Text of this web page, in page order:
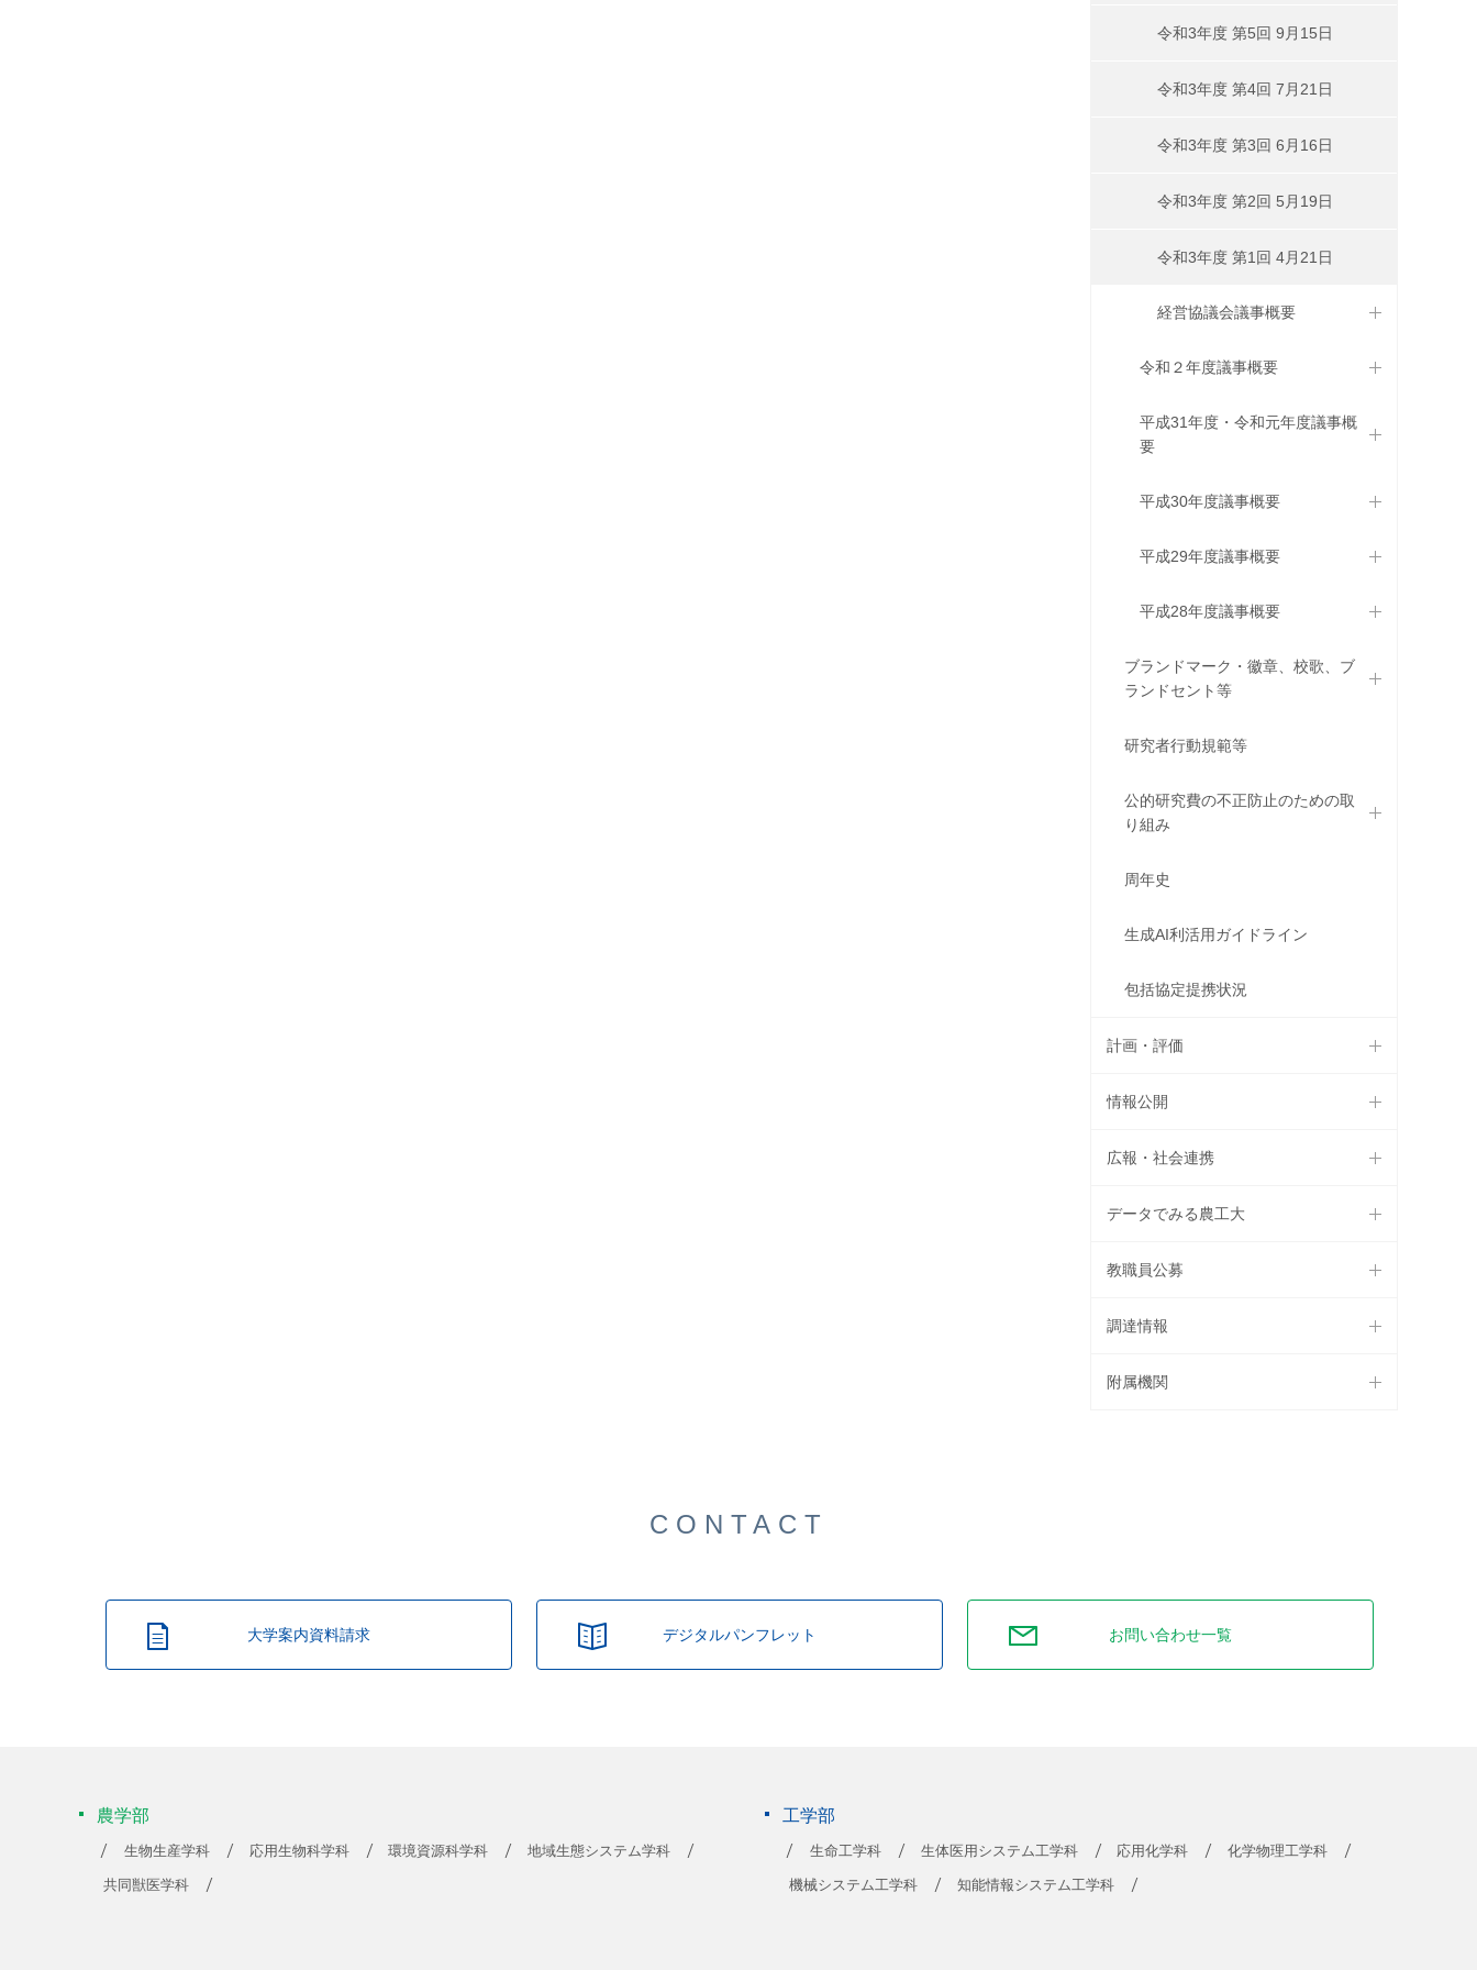
令和3年度 第5回 9月15日
令和3年度 第4回 7月21日
令和3年度 第3回 6月16日
令和3年度 第2回 5月19日
令和3年度 第1回 4月21日
経営協議会議事概要
令和２年度議事概要
平成31年度・令和元年度議事概
要
平成30年度議事概要
平成29年度議事概要
平成28年度議事概要
ブランドマーク・徽章、校歌、ブ
ランドセント等
研究者行動規範等
公的研究費の不正防止のための取
り組み
周年史
生成AI利活用ガイドライン
包括協定提携状況
計画・評価
情報公開
広報・社会連携
データでみる農工大
教職員公募
調達情報
附属機関
CONTACT
大学案内資料請求 デジタルパンフレット お問い合わせ一覧
農学部
生物生産学科 応用生物科学科 環境資源科学科 地域生態システム学科
共同獣医学科
工学部
生命工学科 生体医用システム工学科 応用化学科 化学物理工学科
機械システム工学科 知能情報システム工学科